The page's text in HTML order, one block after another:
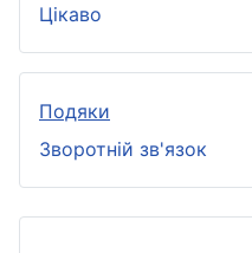
Цікаво
Подяки
Зворотній зв'язок